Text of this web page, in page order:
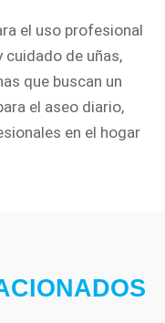
el uso profesional
de uñas,
que buscan un
el aseo diario,
en el hogar